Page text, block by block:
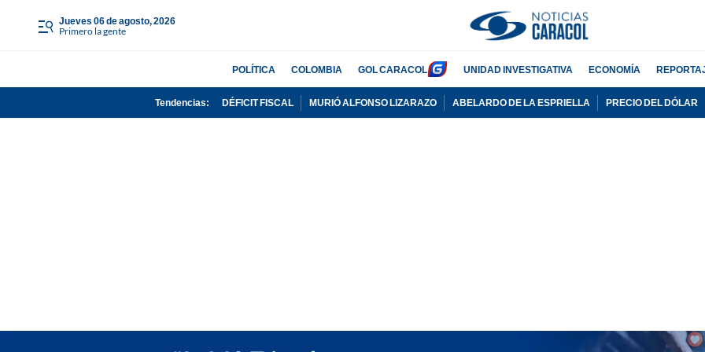
jueves 06 de agosto, 2026
Primero la gente
POLÍTICA COLOMBIA GOL CARACOL UNIDAD INVESTIGATIVA ECONOMÍA
Tendencias: DÉFICIT FISCAL MURIÓ ALFONSO LIZARAZO ABELARDO DE LA ESPRIELLA PRECIO DEL DÓLAR